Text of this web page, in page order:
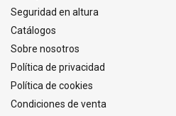
Seguridad en altura
Catálogos
Sobre nosotros
Política de privacidad
Política de cookies
Condiciones de venta
tráfico. También
sobre su uso de nuestro
socios de publicidad y
proporcionado o que
del uso de sus servicios.